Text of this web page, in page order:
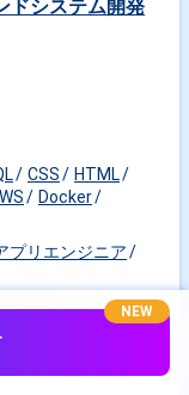
ドシステム開発
CSS
HTML
Docker
プリエンジニア
語学習サービスのバッ
保守、開発 -
拡張開発、運用開発 -
ィスシステムの開発 -
NEW